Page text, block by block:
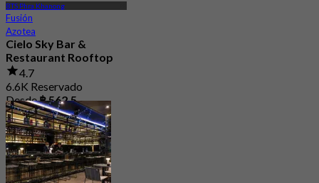
BTS Phra Khanong
Fusión
Azotea
Cielo Sky Bar &
Restaurant Rooftop
4.7
6.6K Reservado
Desde฿ 562.5